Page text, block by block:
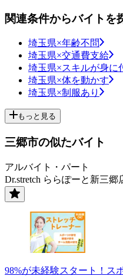
関連条件からバイトを
埼玉県×年齢不問
埼玉県×交通費支給
埼玉県×スキルが身に
埼玉県×体を動かす
埼玉県×制服あり
もっと見る
三郷市の似たバイト
アルバイト・パート
Dr.stretch ららぽーと新三郷
98%が未経験スタート！ス